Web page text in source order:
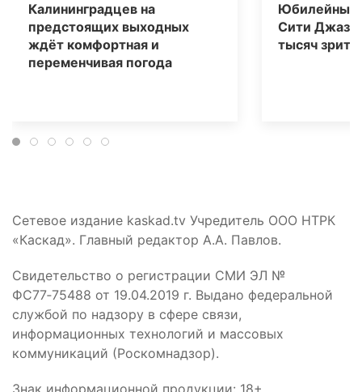
Калининградцев на
предстоящих выходных
ждёт комфортная и
переменчивая погода
Юбилейный
Сити Джаз»
тысяч
Сетевое издание kaskad.tv Учредитель ООО НТРК
«Каскад». Главный редактор А.А. Павлов.
Свидетельство о регистрации СМИ ЭЛ №
ФС77‑75488 от 19.04.2019 г. Выдано федеральной
службой по надзору в сфере связи,
информационных технологий и массовых
коммуникаций (Роскомнадзор).